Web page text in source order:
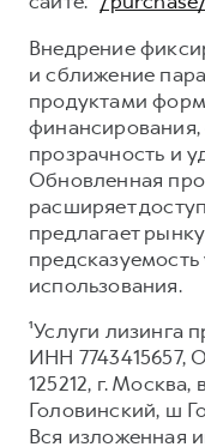
Внедрение
и сближение
продуктами
прозрачность и
Обновленная
расширяет
предлагает
использования.
¹Услуги лизинга
ИНН 7743415657,
125212, г.
Головинский, ш
Вся изложенная